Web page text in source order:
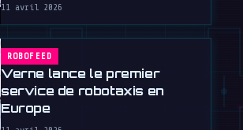
11 avril 2026
ROBOFEED
Verne lance le premier
service de robotaxis en
Europe